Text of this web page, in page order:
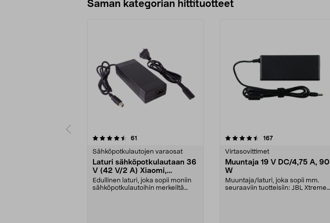
Saman kategorian hittituotteet
61
Sähköpotkulautojen varaosat
Laturi sähköpotkulautaan 36
V (42 V/2 A) Xiaomi,
Ninebot, E-Way ym.
Edullinen laturi, joka sopii moniin
sähköpotkulautoihin merkeiltä
4.5 viidestä
167arvostelut
Virtasovittimet
Muuntaja 19 V DC/4,75 A, 90
W
Muuntaja/laturi, joka sopii mm.
seuraaviin tuotteisiin: JBL Xtreme
4.5 viidestä